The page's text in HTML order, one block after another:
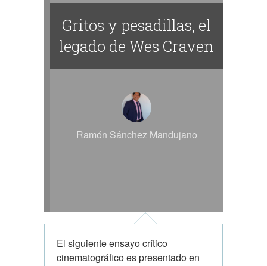
Gritos y pesadillas, el
legado de Wes Craven
Ramón Sánchez Mandujano
El siguiente ensayo crítico
cinematográfico es presentado en